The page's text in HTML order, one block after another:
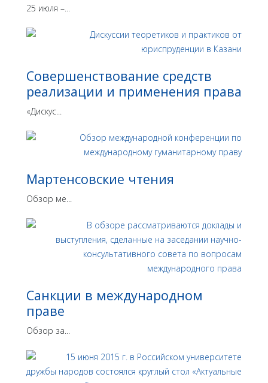
25 июля –...
Совершенствование средств
реализации и применения права
«Дискус...
Мартенсовские чтения
Обзор ме...
Санкции в международном
праве
Обзор за...